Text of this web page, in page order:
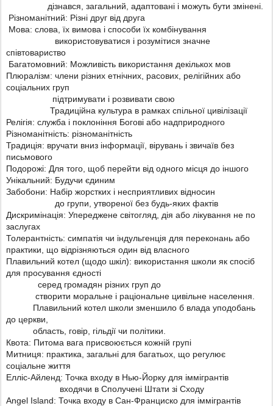
дізнався, загальний, адаптовані і можуть бути змінені.
Різноманітний: Різні друг від друга
Мова: слова, їх вимова і способи їх комбінування
використовуватися і розумітися значне
співтовариство
Багатомовний: Можливість використання декількох мов
Плюралізм: члени різних етнічних, расових, релігійних або
соціальних груп
підтримувати і розвивати свою
Традиційна культура в рамках спільної цивілізації
Релігія: служба і поклоніння Богові або надприродного
Різноманітність: різноманітність
Традиція: вручати вниз інформації, вірувань і звичаїв без
письмового
Подорожі: Для того, щоб перейти від одного місця до іншого
Унікальний: Будучи єдиним
Забобони: Набір жорстких і несприятливих відносин
до групи, утвореної без будь-яких фактів
Дискримінація: Упереджене світогляд, дія або лікування не по
заслугах
Толерантність: симпатія чи індульгенція для переконань або
практики, що відрізняються один від власного
Плавильний котел (щодо шкіл): використання школи як спосіб
для просування єдності
серед громадян різних груп до
створити моральне і раціональне цивільне населення.
Плавильний котел школи зменшило б влада уподобань
до церкви,
область, говір, гільдії чи політики.
Квота: Питома вага присвоюється кожній групі
Митниця: практика, загальні для багатьох, що регулює
соціальне життя
Елліс-Айленд: Точка входу в Нью-Йорку для іммігрантів
входячи в Сполучені Штати зі Сходу
Angel Island: Точка входу в Сан-Франциско для іммігрантів